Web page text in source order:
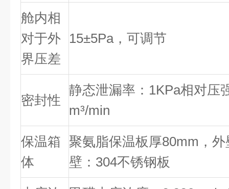
舱内相
对于外
界压差
15±5Pa，可调节
密封性
静态泄漏率：1KPa相对压
m³/min
保温箱
体
聚氨脂保温板厚80mm，
壁：304不锈钢板